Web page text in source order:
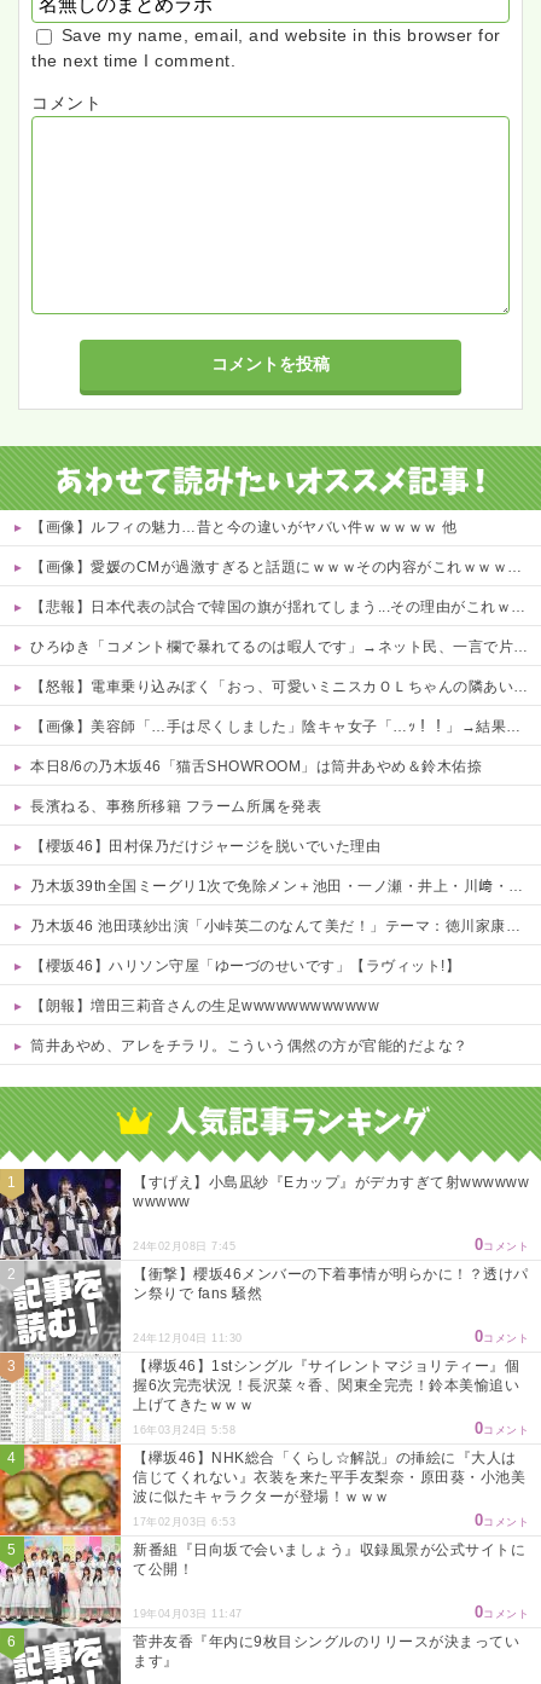
Save my name, email, and website in this browser for
the next time I comment.
コメント
【画像】ルフィの魅力…昔と今の違いがヤバい件ｗｗｗｗｗ 他
【画像】愛媛のCMが過激すぎると話題にｗｗｗその内容がこれｗｗｗｗ 他
【悲報】日本代表の試合で韓国の旗が揺れてしまう...その理由がこれｗｗｗｗ 他
ひろゆき「コメント欄で暴れてるのは暇人です」→ネット民、一言で片付けられてしまうｗｗｗｗｗ
【怒報】電車乗り込みぼく「おっ、可愛いミニスカＯＬちゃんの隣あいてんじゃん！座ったろ！」→結果w w w w w w w w
【画像】美容師「…手は尽くしました」陰キャ女子「…ｯ！！」→結果をご覧くださいw w w w w w w w
本日8/6の乃木坂46「猫舌SHOWROOM」は筒井あやめ＆鈴木佑捺
長濱ねる、事務所移籍 フラーム所属を発表
【櫻坂46】田村保乃だけジャージを脱いでいた理由
乃木坂39th全国ミーグリ1次で免除メン＋池田・一ノ瀬・井上・川﨑・菅原・中西が全完売
乃木坂46 池田瑛紗出演「小峠英二のなんて美だ！」テーマ：徳川家康【2025.8.5 24:00〜 TOKYO MX】
【櫻坂46】ハリソン守屋「ゆーづのせいです」【ラヴィット!】
【朗報】増田三莉音さんの生足wwwwwwwwwwww
筒井あやめ、アレをチラリ。こういう偶然の方が官能的だよな？
【すげえ】小島凪紗『Eカップ』がデカすぎて射wwwwww
wwwww
24年02月08日 7:45 0コメント
【衝撃】櫻坂46メンバーの下着事情が明らかに！？透けパ
ン祭りで fans 騒然
24年12月04日 11:30 0コメント
【欅坂46】1stシングル『サイレントマジョリティー』個
握6次完売状況！長沢菜々香、関東全完売！鈴本美愉追い
上げてきたｗｗｗ
16年03月24日 5:58 0コメント
【欅坂46】NHK総合「くらし☆解説」の挿絵に『大人は
信じてくれない』衣装を来た平手友梨奈・原田葵・小池美
波に似たキャラクターが登場！ｗｗｗ
17年02月03日 6:53 0コメント
新番組『日向坂で会いましょう』収録風景が公式サイトに
て公開！
19年04月03日 11:47 0コメント
菅井友香『年内に9枚目シングルのリリースが決まってい
ます』